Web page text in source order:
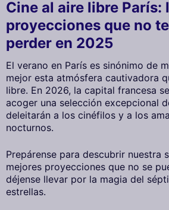
Cine al aire libre París:
proyecciones que no
perder en 2025
El verano en París es sinónimo de
mejor esta atmósfera cautivadora
libre. En 2026, la capital francesa
acoger una selección excepcional
deleitarán a los cinéfilos y a los
nocturnos.
Prepárense para descubrir nuestra
mejores proyecciones que no se
déjense llevar por la magia del
estrellas.